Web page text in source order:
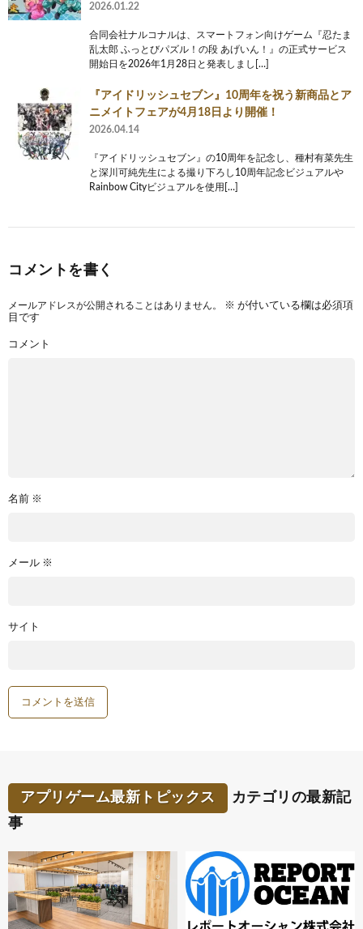
2026.01.22
合同会社ナルコナルは、スマートフォン向けゲーム『忍たま
乱太郎 ふっとびパズル！の段 あげいん！』の正式サービス
開始日を2026年1月28日と発表しまし[…]
『アイドリッシュセブン』10周年を祝う新商品とア
ニメイトフェアが4月18日より開催！
2026.04.14
『アイドリッシュセブン』の10周年を記念し、種村有菜先生
と深川可純先生による撮り下ろし10周年記念ビジュアルや
Rainbow Cityビジュアルを使用[…]
コメントを書く
メールアドレスが公開されることはありません。 ※ が付いている欄は必須項
目です
コメント
名前 ※
メール ※
サイト
アプリゲーム最新トピックス
カテゴリの最新記
事